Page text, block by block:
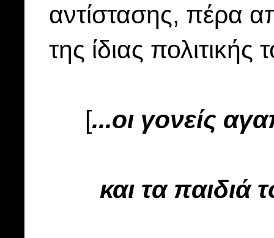
αντίστασης, πέρα
της ίδιας πολιτικής
[...οι γονείς
και τα παιδιά